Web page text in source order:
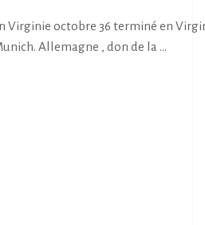
Virginie octobre 36 terminé en
Allemagne , don de la